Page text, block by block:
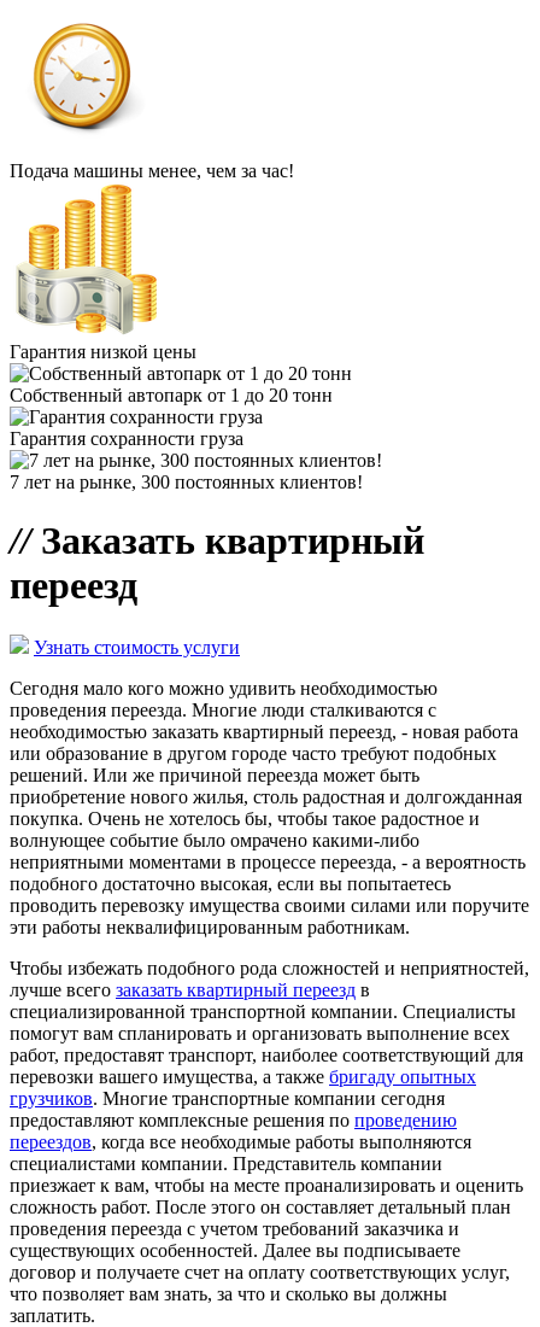
Подача машины менее, чем за час!
Гарантия низкой цены
Собственный автопарк от 1 до 20 тонн
Гарантия сохранности груза
7 лет на рынке, 300 постоянных клиентов!
//Заказать квартирный
переезд
Узнать стоимость услуги
Сегодня мало кого можно удивить необходимостью
проведения переезда. Многие люди сталкиваются с
необходимостью заказать квартирный переезд, - новая работа
или образование в другом городе часто требуют подобных
решений. Или же причиной переезда может быть
приобретение нового жилья, столь радостная и долгожданная
покупка. Очень не хотелось бы, чтобы такое радостное и
волнующее событие было омрачено какими-либо
неприятными моментами в процессе переезда, - а вероятность
подобного достаточно высокая, если вы попытаетесь
проводить перевозку имущества своими силами или поручите
эти работы неквалифицированным работникам.
Чтобы избежать подобного рода сложностей и неприятностей,
лучше всего заказать квартирный переезд в
специализированной транспортной компании. Специалисты
помогут вам спланировать и организовать выполнение всех
работ, предоставят транспорт, наиболее соответствующий для
перевозки вашего имущества, а также бригаду опытных
грузчиков. Многие транспортные компании сегодня
предоставляют комплексные решения по проведению
переездов, когда все необходимые работы выполняются
специалистами компании. Представитель компании
приезжает к вам, чтобы на месте проанализировать и оценить
сложность работ. После этого он составляет детальный план
проведения переезда с учетом требований заказчика и
существующих особенностей. Далее вы подписываете
договор и получаете счет на оплату соответствующих услуг,
что позволяет вам знать, за что и сколько вы должны
заплатить.